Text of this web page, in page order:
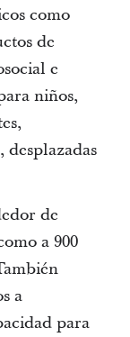
como
de
e
niños,
desplazadas
de
a 900
a
para